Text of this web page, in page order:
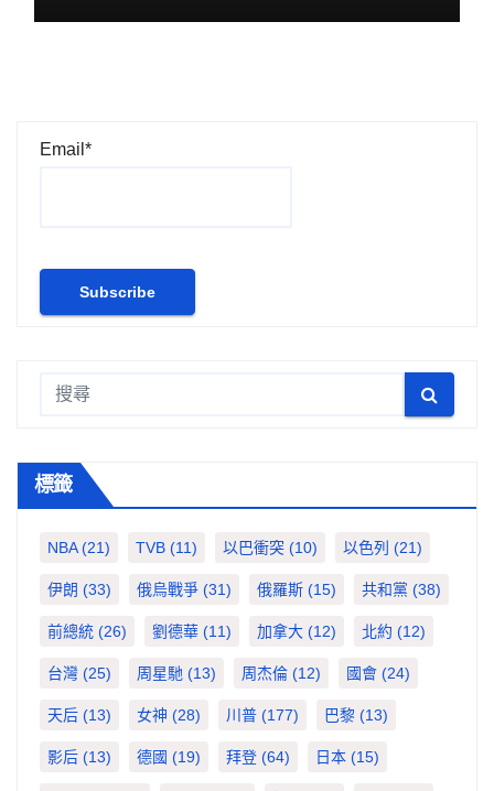
Email*
標籤
NBA(21) TVB (11) 以巴衝突 (10) 以色列 (21)
伊朗 (33) 俄烏戰爭 (31) 俄羅斯 (15) 共和黨 (38)
前總統 (26) 劉德華 (11) 加拿大 (12) 北約 (12)
台灣 (25) 周星馳 (13) 周杰倫 (12) 國會 (24)
天后 (13) 女神 (28) 川普 (177) 巴黎 (13)
影后 (13) 德國 (19) 拜登 (64) 日本 (15)